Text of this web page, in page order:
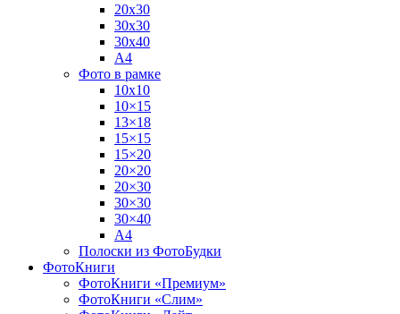
20х30
30х30
30х40
А4
Фото в рамке
10х10
10×15
13×18
15×15
15×20
20×20
20×30
30×30
30×40
A4
Полоски из ФотоБудки
ФотоКниги
ФотоКниги «Премиум»
ФотоКниги «Слим»